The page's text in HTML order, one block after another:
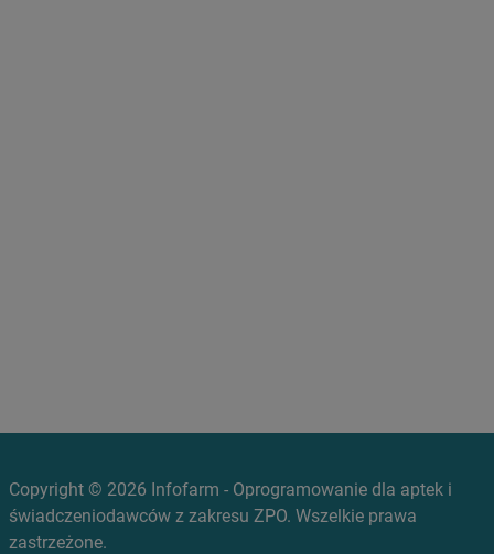
Copyright © 2026 Infofarm - Oprogramowanie dla aptek i
świadczeniodawców z zakresu ZPO. Wszelkie prawa
zastrzeżone.